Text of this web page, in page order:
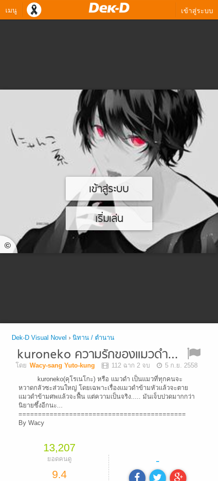
เมนู เข้าสู่ระบบ
เข้าสู่ระบบ
เริ่มเล่น
©
Dek-D Visual Novel › นิทาน / ตำนาน
kuroneko ความรักของแมวดำ...
โดย Wacy-sang Yuto-kung 112 ฉาก 2 จบ
5 ก.ย. 2558
kuroneko(คุโรเนโกะ) หรือ แมวดำ เป็นแมวที่ทุกคนจะ
หวาดกลัวซะส่วนใหญ่ โดยเฉพาะเรื่องแมวดำข้ามหัวแล้วจะตาย
แมวดำข้ามศพแล้วจะฟื้น แต่ความเป็นจริง..... มันเจ็บปวดมากกว่า
นิยายซึ้งอีกนะ...
===========================================
By Wacy
13,207
ยอดคนดู
9.4
-